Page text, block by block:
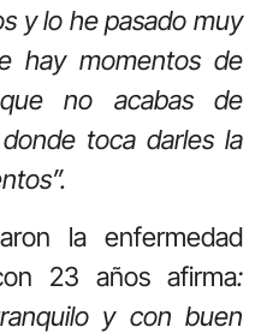
y lo he pasado muy
hay momentos de
no acabas de
toca darles la
la enfermedad
23 años afirma:
y con buen